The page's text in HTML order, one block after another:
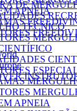
APNEIA
DE
TÉCNICO
APNEIA